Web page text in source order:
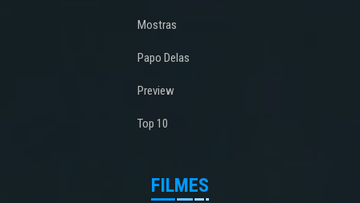
Mostras
Papo Delas
Preview
Top 10
FILMES